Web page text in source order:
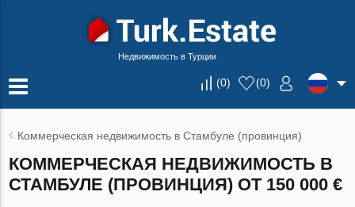
Недвижимость в Турции
(0) (0)
Коммерческая недвижимость в Стамбуле (провинция)
КОММЕРЧЕСКАЯ НЕДВИЖИМОСТЬ В
СТАМБУЛЕ (ПРОВИНЦИЯ) ОТ 150 000 €